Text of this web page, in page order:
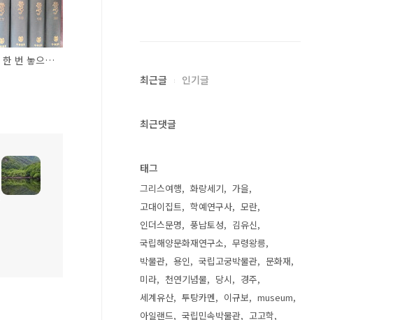
독서와 글쓰기, 한 번 놓으면 다시 갈 수 없어
최근글 인기글
최근댓글
태그
그리스여행 화랑세기
가을
고대이집트
학예연구사
모란
인더스문명
풍납토성
김유신
국립해양문화재연구소
무령왕릉
박물관
용인 국립고궁박물관
문화재
미라
천연기념물 당시
경주
세계유산
투탕카멘 이규보
museum
아일랜드
국립민속박물관 고고학